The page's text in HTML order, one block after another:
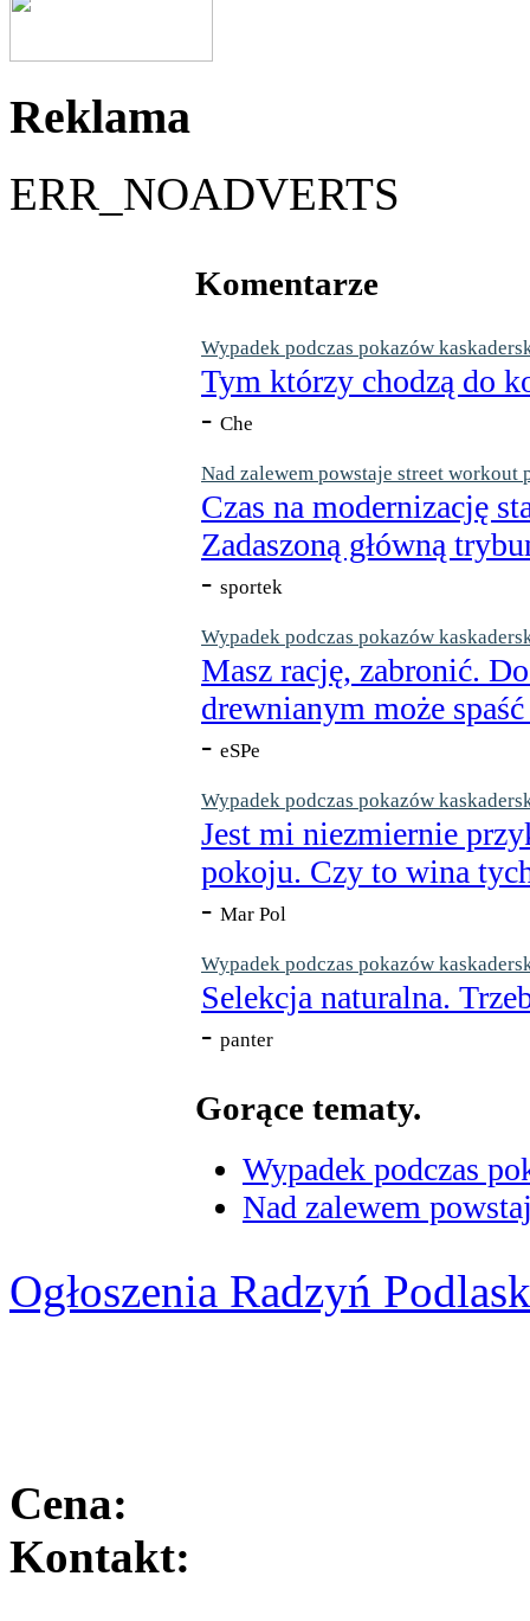
Reklama
ERR_NOADVERTS
Komentarze
Wypadek podczas pokazów
Tym którzy chodzą do
- Che
Nad zalewem powstaje street workout
Czas na modernizację
Zadaszoną główną
- sportek
Wypadek podczas pokazów
Masz rację, zabronić.
drewnianym może
- eSPe
Wypadek podczas pokazów
Jest mi niezmiernie
pokoju. Czy to wina
- Mar Pol
Wypadek podczas pokazów
Selekcja naturalna.
- panter
Gorące tematy.
Wypadek podczas
Nad zalewem
Ogłoszenia Radzyń
Cena:
Kontakt: